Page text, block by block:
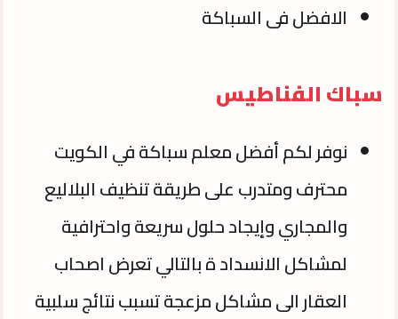
الافضل فى السباكة
سباك الفناطيس
نوفر لكم أفضل معلم سباكة في الكويت
محترف ومتدرب على طريقة تنظيف البلاليع
والمجاري وإيجاد حلول سريعة واحترافية
لمشاكل الانسداد ة بالتالي تعرض اصحاب
العقار الى مشاكل مزعجة تسبب نتائج سلبية